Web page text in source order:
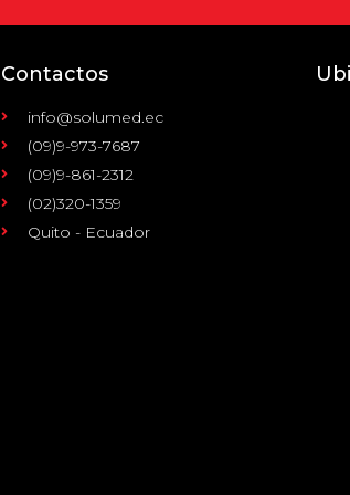
Contactos
info@solumed.ec
(09)9-973-7687
(09)9-861-2312
(02)320-1359
Quito - Ecuador